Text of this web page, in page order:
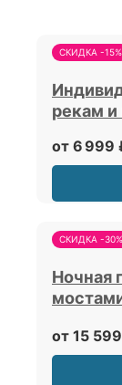
СКИДКА -15%
рекам и
от 6 999
СКИДКА -30%
Ночная
от 15